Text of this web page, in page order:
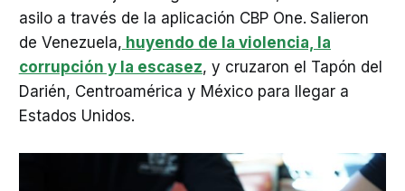
asilo a través de la aplicación CBP One. Salieron
de Venezuela, huyendo de la violencia, la
corrupción y la escasez, y cruzaron el Tapón del
Darién, Centroamérica y México para llegar a
Estados Unidos.